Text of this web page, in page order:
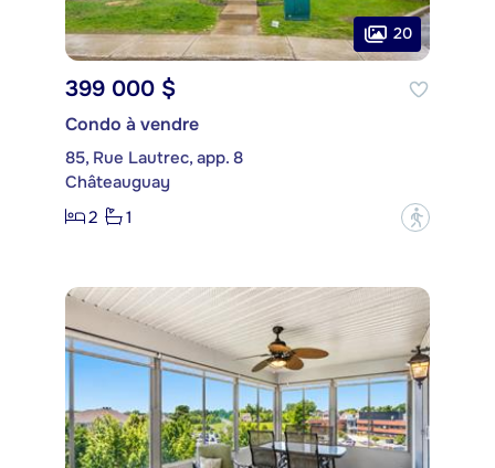
20
399 000 $
Condo à vendre
85, Rue Lautrec, app. 8
Châteauguay
2
1 ?